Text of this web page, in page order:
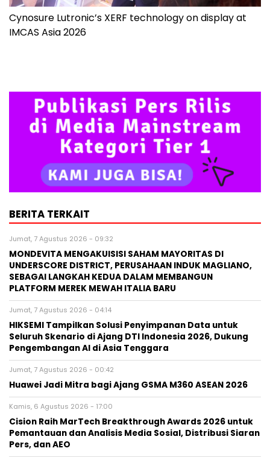
Cynosure Lutronic’s XERF technology on display at
IMCAS Asia 2026
BERITA TERKAIT
Jumat, 7 Agustus 2026 - 09:32
MONDEVITA MENGAKUISISI SAHAM MAYORITAS DI
UNDERSCORE DISTRICT, PERUSAHAAN INDUK MAGLIANO,
SEBAGAI LANGKAH KEDUA DALAM MEMBANGUN
PLATFORM MEREK MEWAH ITALIA BARU
Jumat, 7 Agustus 2026 - 04:14
HIKSEMI Tampilkan Solusi Penyimpanan Data untuk
Seluruh Skenario di Ajang DTI Indonesia 2026, Dukung
Pengembangan AI di Asia Tenggara
Jumat, 7 Agustus 2026 - 00:42
Huawei Jadi Mitra bagi Ajang GSMA M360 ASEAN 2026
Kamis, 6 Agustus 2026 - 17:00
Cision Raih MarTech Breakthrough Awards 2026 untuk
Pemantauan dan Analisis Media Sosial, Distribusi Siaran
Pers, dan AEO